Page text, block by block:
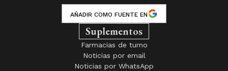
AÑADIR COMO FUENTE EN
Suplementos
Farmacias de turno
Noticias por email
Noticias por WhatsApp